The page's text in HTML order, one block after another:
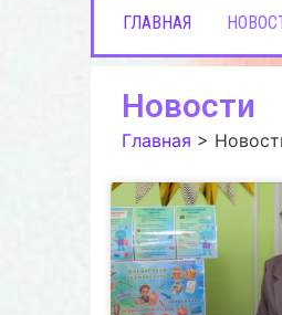
ГЛАВНАЯ
Новости
Главная >